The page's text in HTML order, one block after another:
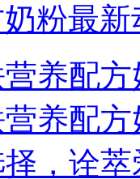
粉最新
养配
养配
，诠